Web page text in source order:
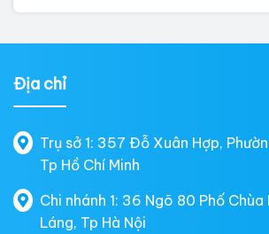
Địa chỉ
Trụ sở 1: 357 Đỗ Xuân Hợp,
Tp Hồ Chí Minh
Chi nhánh 1: 36 Ngõ 80 Phố Chùa
Láng, Tp Hà Nội